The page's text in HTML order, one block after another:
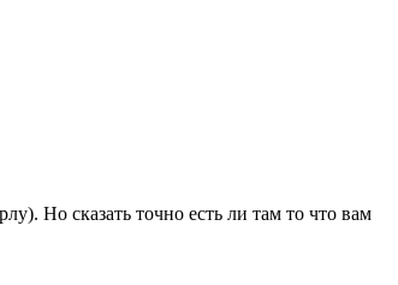
Но сказать точно есть ли там то что вам